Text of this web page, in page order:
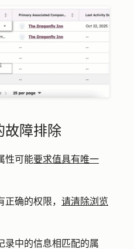
故障排除
性可能要求值具有唯一
确的权限， 请清除浏览
录中的信息相匹配的属